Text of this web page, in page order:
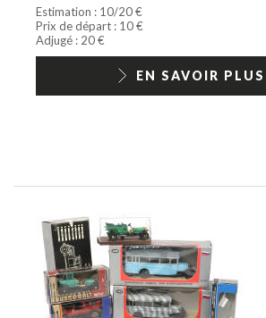
Estimation : 10/20 €
Prix de départ : 10 €
Adjugé : 20 €
EN SAVOIR PLUS